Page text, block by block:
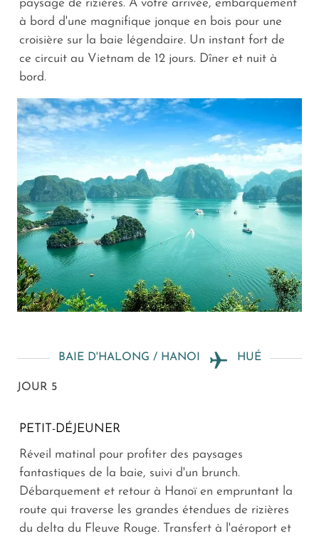
paysage de rizières. À votre arrivée, embarquement
à bord d'une magnifique jonque en bois pour une
croisière sur la baie légendaire. Un instant fort de
ce circuit au Vietnam de 12 jours. Dîner et nuit à
bord.
BAIE D'HALONG / HANOI HUÉ
JOUR 5
PETIT-DÉJEUNER
Réveil matinal pour profiter des paysages
fantastiques de la baie, suivi d'un brunch.
Débarquement et retour à Hanoï en empruntant la
route qui traverse les grandes étendues de rizières
du delta du Fleuve Rouge. Transfert à l'aéroport et